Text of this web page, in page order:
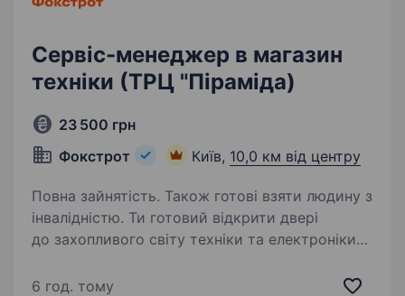
Сервіс-менеджер в магазин
техніки (ТРЦ "Піраміда)
23 500 грн
Фокстрот
Київ, 10,0 км від центру
Повна зайнятість. Також готові взяти людину з
інвалідністю. Ти готовий відкрити двері
до захопливого світу техніки та електроніки?
справжнім експертом у цьому напрямку? Тоді
6 год. тому